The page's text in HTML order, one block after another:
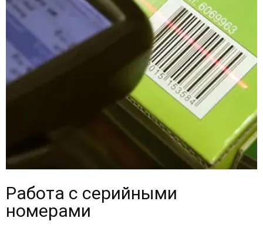
Работа с серийными
номерами